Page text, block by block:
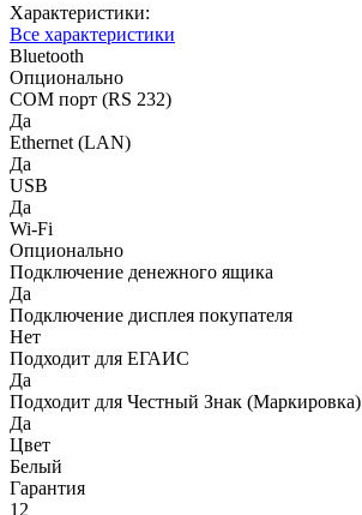
Характеристики:
Все характеристики
Bluetooth
Опционально
COM порт (RS 232)
Да
Ethernet (LAN)
Да
USB
Да
Wi-Fi
Опционально
Подключение денежного ящика
Да
Подключение дисплея покупателя
Нет
Подходит для ЕГАИС
Да
Подходит для Честный Знак (Маркировка)
Да
Цвет
Белый
Гарантия
12